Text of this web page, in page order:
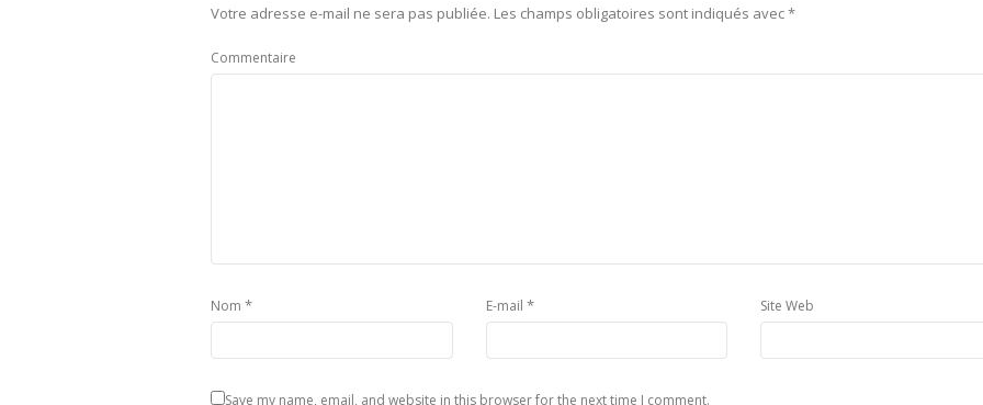
Votre adresse e-mail ne sera pas publiée. Les champs obligatoires sont indiqués avec*
Commentaire
Nom * E-mail * Site Web
Save my name, email, and website in this browser for the next time I comment.